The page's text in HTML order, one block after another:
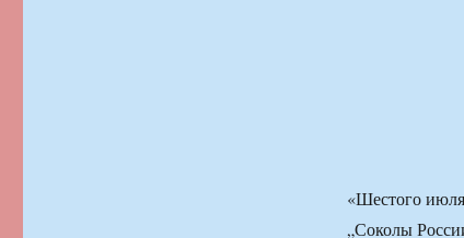
«Шестого
„Соколы